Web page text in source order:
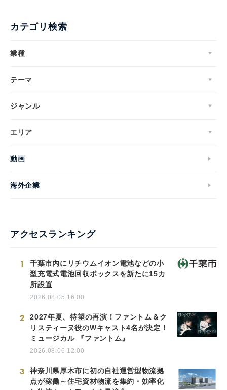
カテゴリ検索
業種
テーマ
ジャンル
エリア
動画
海外企業
アクセスランキング
1
千葉市内にリチウムイオン電池などの小
型充電式電池回収ボックスを新たに15カ
所設置
2026.08.05 16:00
2
2027年夏、待望の再演！ファントム＆ク
リスティーヌ役のWキャスト4名が決定！
ミュージカル 『ファントム』
2026.08.06 12:00
3
神奈川県厚木市に初の自社運営型物流拠
点が稼働～住宅資材物流を集約・効率化